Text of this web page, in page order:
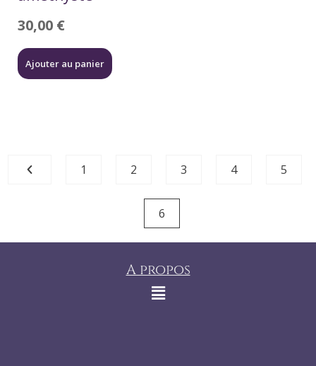
30,00 €
Ajouter au panier
1 2 3 4 5
6
A propos